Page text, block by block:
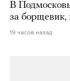
В
за
19 часов назад